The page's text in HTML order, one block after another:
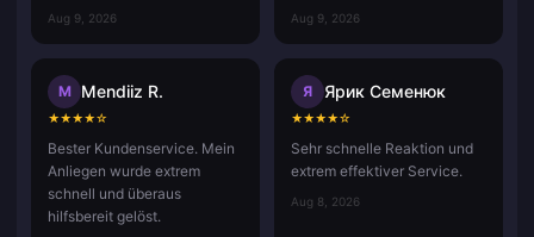
Aug 9, 2026 Aug 9, 2026
M Mendiiz R.
★★★★☆
Bester Kundenservice. Mein
Anliegen wurde extrem
schnell und überaus
hilfsbereit gelöst.
Я Ярик Семенюк
★★★★☆
Sehr schnelle Reaktion und
extrem effektiver Service.
Aug 8, 2026